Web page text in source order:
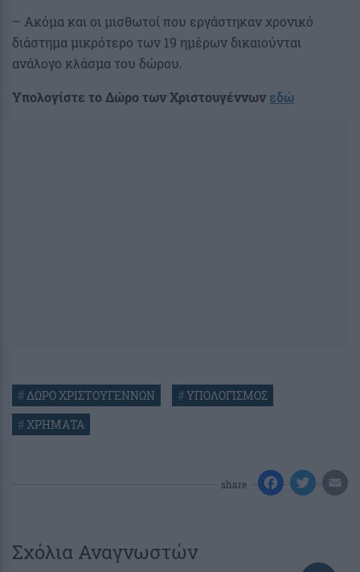
– Ακόμα και οι μισθωτοί που εργάστηκαν χρονικό
διάστημα μικρότερο των 19 ημέρων δικαιούνται
ανάλογο κλάσμα του δώρου.
Υπολογίστε το Δώρο των Χριστουγέννων εδώ
#ΔΩΡΟ ΧΡΙΣΤΟΥΓΕΝΝΩΝ #ΥΠΟΛΟΓΙΣΜΟΣ
#ΧΡΗΜΑΤΑ
share
Σχόλια Αναγνωστών